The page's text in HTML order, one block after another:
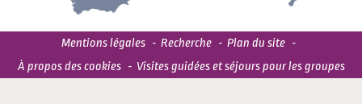
Mentions légales Recherche
Plan du site
À propos des cookies
Visites guidées et séjours pour les groupes